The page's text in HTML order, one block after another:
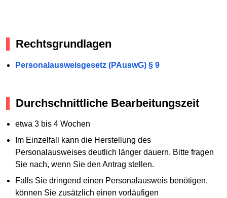
Rechtsgrundlagen
Personalausweisgesetz (PAuswG) § 9
Durchschnittliche Bearbeitungszeit
etwa 3 bis 4 Wochen
Im Einzelfall kann die Herstellung des
Personalausweises deutlich länger dauern. Bitte fragen
Sie nach, wenn Sie den Antrag stellen.
Falls Sie dringend einen Personalausweis benötigen,
können Sie zusätzlich einen vorläufigen